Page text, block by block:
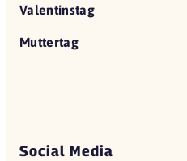
Valentinstag
Muttertag
Social Media